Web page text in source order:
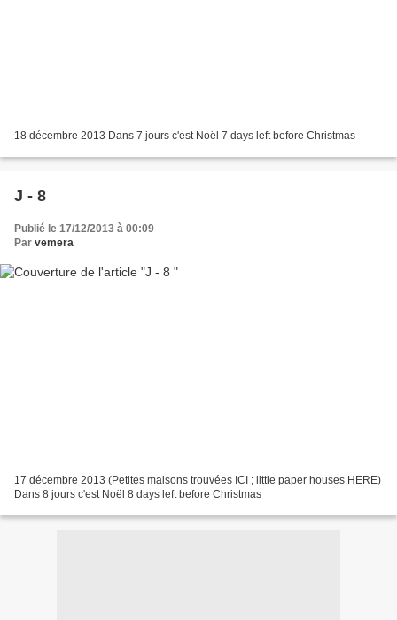
18 décembre 2013 Dans 7 jours c'est Noël 7 days left before Christmas
J - 8
Publié le 17/12/2013 à 00:09
Par vemera
17 décembre 2013 (Petites maisons trouvées ICI ; little paper houses HERE)
Dans 8 jours c'est Noël 8 days left before Christmas